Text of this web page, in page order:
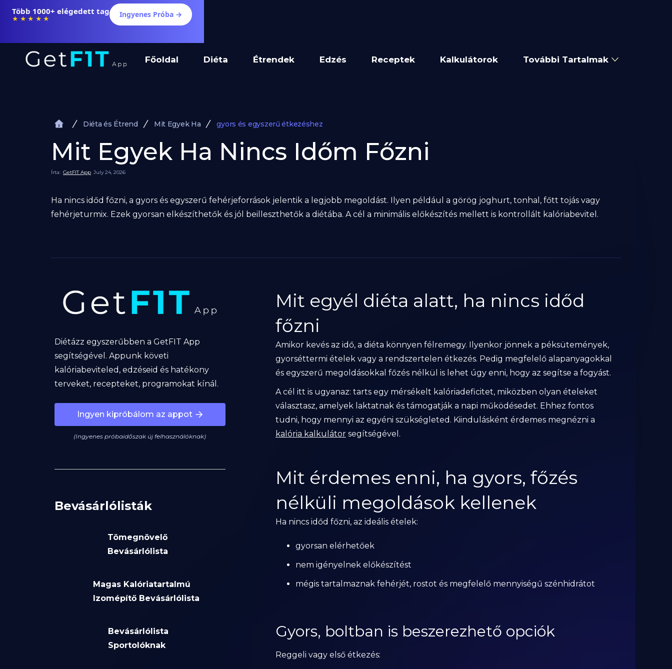
Több 1000+ elégedett tag
★★★★★ Ingyenes Próba →
Főoldal Diéta Étrendek Edzés Receptek Kalkulátorok További Tartalmak
Diéta és Étrend Mit Egyek Ha gyors és egyszerű étkezéshez
Mit Egyek Ha Nincs Időm Főzni
Írta: GetFIT App July 24, 2026
Ha nincs időd főzni, a gyors és egyszerű fehérjeforrások jelentik a legjobb megoldást. Ilyen például a görög joghurt, tonhal, főtt tojás vagy
fehérjeturmix. Ezek gyorsan elkészíthetők és jól beilleszthetők a diétába. A cél a minimális előkészítés mellett is kontrollált kalóriabevitel.
Diétázz egyszerűbben a GetFIT App
segítségével. Appunk követi
kalóriabeviteled, edzéseid és hatékony
terveket, recepteket, programokat kínál.
Ingyen kipróbálom az appot
(Ingyenes próbaidőszak új felhasználóknak)
Bevásárlólisták
Tömegnövelő
Bevásárlólista
Magas Kalóriatartalmú
Izomépítő Bevásárlólista
Bevásárlólista
Sportolóknak
Mit egyél diéta alatt, ha nincs időd
főzni
Amikor kevés az idő, a diéta könnyen félremegy. Ilyenkor jönnek a péksütemények,
gyorséttermi ételek vagy a rendszertelen étkezés. Pedig megfelelő alapanyagokkal
és egyszerű megoldásokkal főzés nélkül is lehet úgy enni, hogy az segítse a fogyást.
A cél itt is ugyanaz: tarts egy mérsékelt kalóriadeficitet, miközben olyan ételeket
választasz, amelyek laktatnak és támogatják a napi működésedet. Ehhez fontos
tudni, hogy mennyi az egyéni szükségleted. Kiindulásként érdemes megnézni a
kalória kalkulátorsegítségével.
Mit érdemes enni, ha gyors, főzés
nélküli megoldások kellenek
Ha nincs időd főzni, az ideális ételek:
gyorsan elérhetőek
nem igényelnek előkészítést
mégis tartalmaznak fehérjét, rostot és megfelelő mennyiségű szénhidrátot
Gyors, boltban is beszerezhető opciók
Reggeli vagy első étkezés: